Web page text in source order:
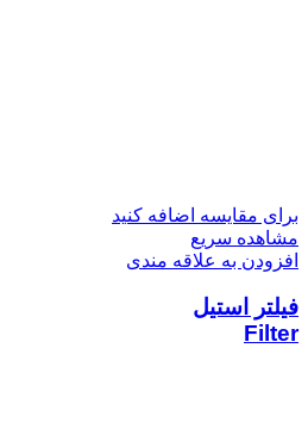
برای مقایسه اضافه کنید
مشاهده سریع
افزودن به علاقه مندی
فیلتر استیل
Filter